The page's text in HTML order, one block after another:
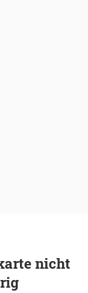
nicht